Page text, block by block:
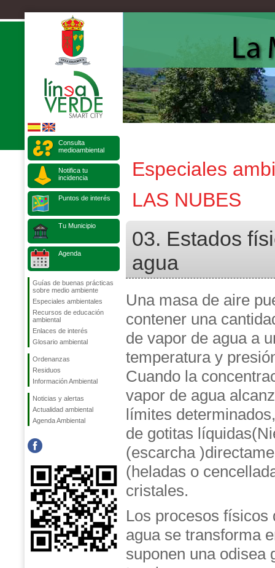
Consulta
medioambiental
Notifica tu
incidencia
Puntos de interés
Tu Municipio
Agenda
Guías de buenas prácticas
sobre medio ambiente
Especiales ambientales
Recursos de educación
ambiental
Enlaces de interés
Glosario ambiental
Ordenanzas
Residuos
Información Ambiental
Noticias y alertas
Actualidad ambiental
Agenda Ambiental
Especiales
LAS NUBES
03. Estados
agua
Una masa de aire
contener una
de vapor de agua a
temperatura y
Cuando la
vapor de agua
límites
de gotitas
(escarcha
(heladas o
cristales.
Los procesos físicos
agua se transforma
suponen una odisea